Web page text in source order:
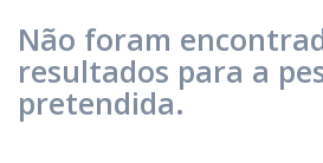
Não foram
resultados para a
pretendida.